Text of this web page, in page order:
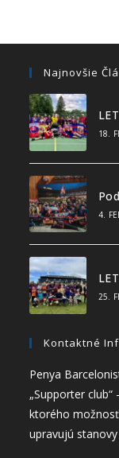
Najnovšie
18.
4.
25.
Kontaktné
Penya
„Supporter
ktorého
upravujú